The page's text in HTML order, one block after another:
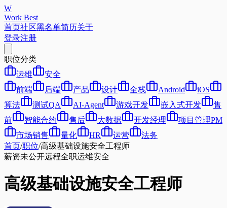
W
Work Best
首页社区黑名单简历关于
登录注册
职位分类
运维
安全
前端
后端 产品 设计 全栈 Android
iOS
算法
测试QA AI-Agent 游戏开发 嵌入式开发
售
前
智能合约 售后 大数据 开发经理
项目管理PM
市场销售
量化 HR 运营
法务
首页/职位/高级基础设施安全工程师
薪资未公开远程全职运维安全
高级基础设施安全工程师